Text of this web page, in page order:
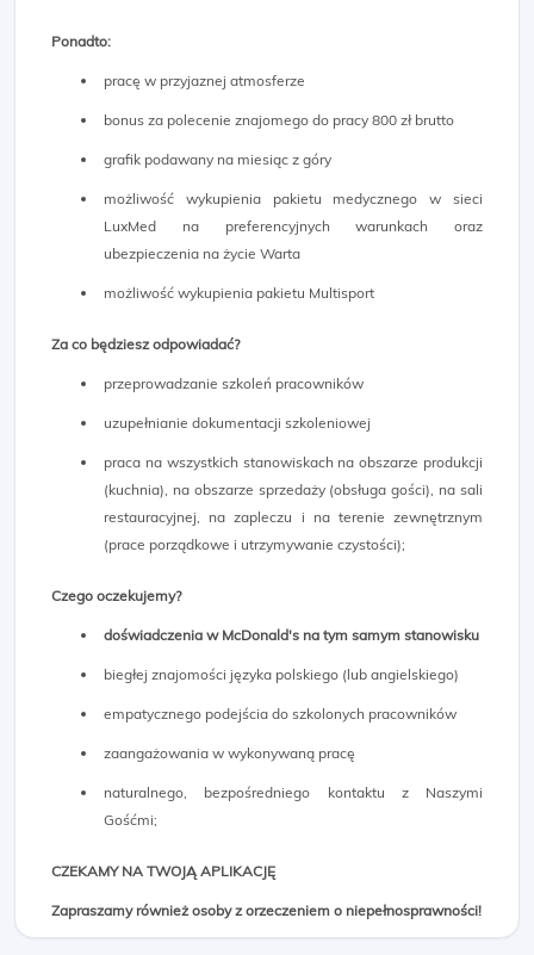
Ponadto:
pracę w przyjaznej atmosferze
bonus za polecenie znajomego do pracy 800 zł brutto
grafik podawany na miesiąc z góry
możliwość wykupienia pakietu medycznego w sieci
LuxMed na preferencyjnych warunkach oraz
ubezpieczenia na życie Warta
możliwość wykupienia pakietu Multisport
Za co będziesz odpowiadać?
przeprowadzanie szkoleń pracowników
uzupełnianie dokumentacji szkoleniowej
praca na wszystkich stanowiskach na obszarze produkcji
(kuchnia), na obszarze sprzedaży (obsługa gości), na sali
restauracyjnej, na zapleczu i na terenie zewnętrznym
(prace porządkowe i utrzymywanie czystości);
Czego oczekujemy?
doświadczenia w McDonald's na tym samym stanowisku
biegłej znajomości języka polskiego (lub angielskiego)
empatycznego podejścia do szkolonych pracowników
zaangażowania w wykonywaną pracę
naturalnego, bezpośredniego kontaktu z Naszymi
Gośćmi;
CZEKAMY NA TWOJĄ APLIKACJĘ
Zapraszamy również osoby z orzeczeniem o niepełnosprawności!